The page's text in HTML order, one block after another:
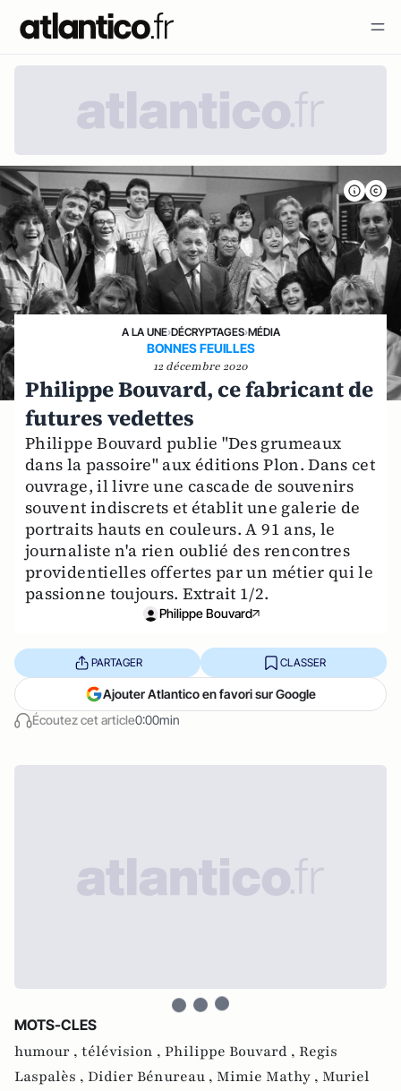
A LA UNE›DÉCRYPTAGES›MÉDIA
BONNES FEUILLES
12 décembre 2020
Philippe Bouvard, ce fabricant de
futures vedettes
Philippe Bouvard publie "Des grumeaux
dans la passoire" aux éditions Plon. Dans cet
ouvrage, il livre une cascade de souvenirs
souvent indiscrets et établit une galerie de
portraits hauts en couleurs. A 91 ans, le
journaliste n'a rien oublié des rencontres
providentielles offertes par un métier qui le
passionne toujours. Extrait 1/2.
Philippe Bouvard
Écoutez cet article0:00min
PARTAGER CLASSER
Ajouter Atlantico en favori sur Google
MOTS-CLES
humour , télévision , Philippe Bouvard , Regis
Laspalès , Didier Bénureau , Mimie Mathy , Muriel